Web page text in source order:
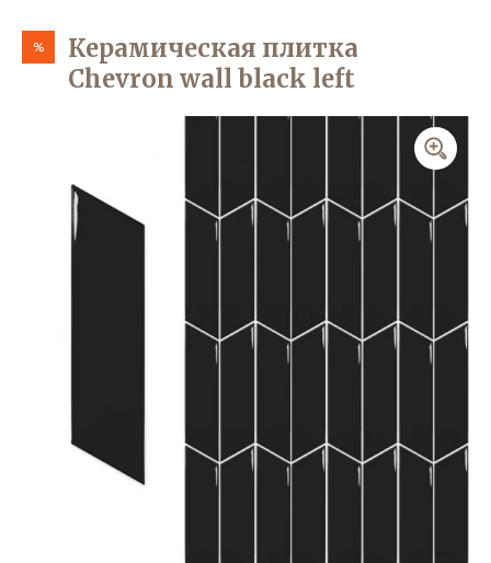
%
Керамическая плитка
Chevron wall black left